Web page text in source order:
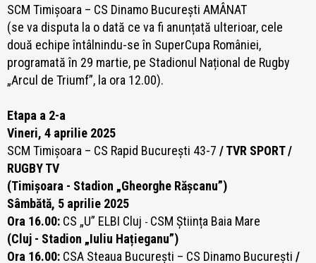
SCM Timișoara – CS Dinamo București AMÂNAT
(se va disputa la o dată ce va fi anunțată ulterioar, cele
două echipe întâlnindu-se în SuperCupa României,
programată în 29 martie, pe Stadionul Național de Rugby
„Arcul de Triumf”, la ora 12.00).
Etapa a 2-a
Vineri, 4 aprilie 2025
SCM Timișoara – CS Rapid București 43-7 / TVR SPORT /
RUGBY TV
(Timișoara - Stadion „Gheorghe Rășcanu”)
Sâmbătă, 5 aprilie 2025
Ora 16.00: CS „U” ELBI Cluj - CSM Știința Baia Mare
(Cluj - Stadion „Iuliu Hațieganu”)
Ora 16.00: CSA Steaua București – CS Dinamo București /